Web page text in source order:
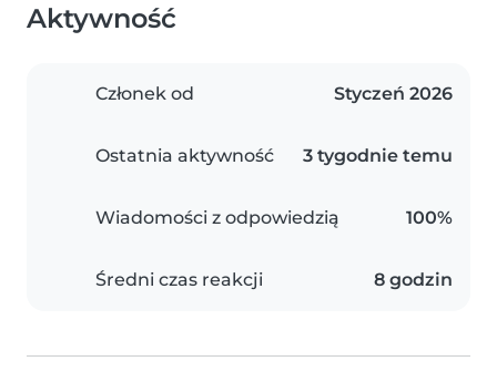
Aktywność
Członek od Styczeń 2026
Ostatnia aktywność 3 tygodnie temu
Wiadomości z odpowiedzią 100%
Średni czas reakcji 8 godzin